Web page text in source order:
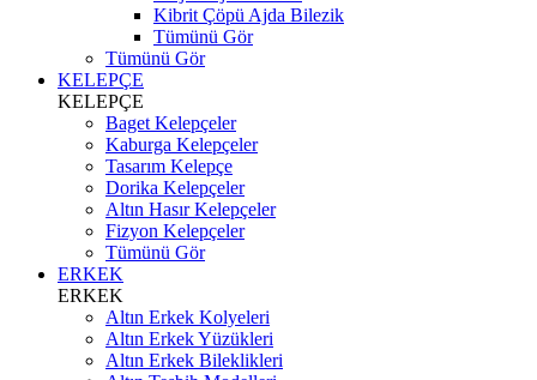
Kibrit Çöpü Ajda Bilezik
Tümünü Gör
Tümünü Gör
KELEPÇE
KELEPÇE
Baget Kelepçeler
Kaburga Kelepçeler
Tasarım Kelepçe
Dorika Kelepçeler
Altın Hasır Kelepçeler
Fizyon Kelepçeler
Tümünü Gör
ERKEK
ERKEK
Altın Erkek Kolyeleri
Altın Erkek Yüzükleri
Altın Erkek Bileklikleri